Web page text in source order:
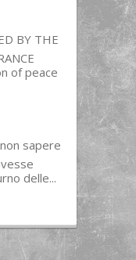
BY THE
of peace
sapere
delle...